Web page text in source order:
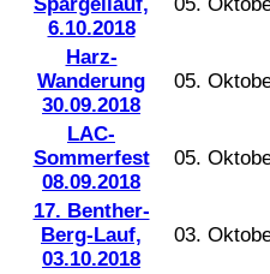
6.10.2018
Harz-
Wanderung
30.09.2018
05.
LAC-
Sommerfest
08.09.2018
05.
17. Benther-
Berg-Lauf,
03.10.2018
03.